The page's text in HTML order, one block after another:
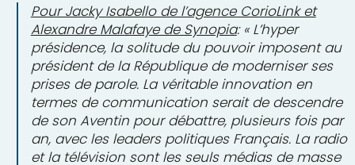
Pour Jacky Isabello de l’agence CorioLink et
Alexandre Malafaye de Synopia: « L’hyper
présidence, la solitude du pouvoir imposent au
président de la République de moderniser ses
prises de parole. La véritable innovation en
termes de communication serait de descendre
de son Aventin pour débattre, plusieurs fois par
an, avec les leaders politiques Français. La radio
et la télévision sont les seuls médias de masse